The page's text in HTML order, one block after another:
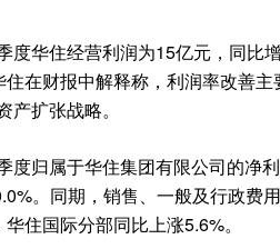
度华住经营利润为15亿元，同比
在财报中解释称，利润率改善主
扩张战略。
归属于华住集团有限公司的净
。同期，销售、一般及行政费
住国际分部同比上涨5.6%。